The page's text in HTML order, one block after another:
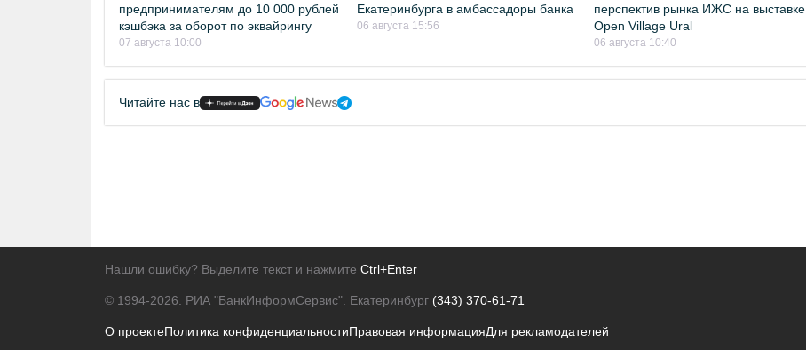
предпринимателям до 10 000 рублей
кэшбэка за оборот по эквайрингу
07 августа 10:00
Екатеринбурга в амбассадоры банка
06 августа 15:56
перспектив рынка ИЖС на выставке
Open Village Ural
06 августа 10:40
Читайте нас в
Нашли ошибку? Выделите текст и нажмите Ctrl+Enter
© 1994-2026. РИА "БанкИнформСервис". Екатеринбург (343) 370-61-71
О проектеПолитика конфиденциальностиПравовая информацияДля рекламодателей